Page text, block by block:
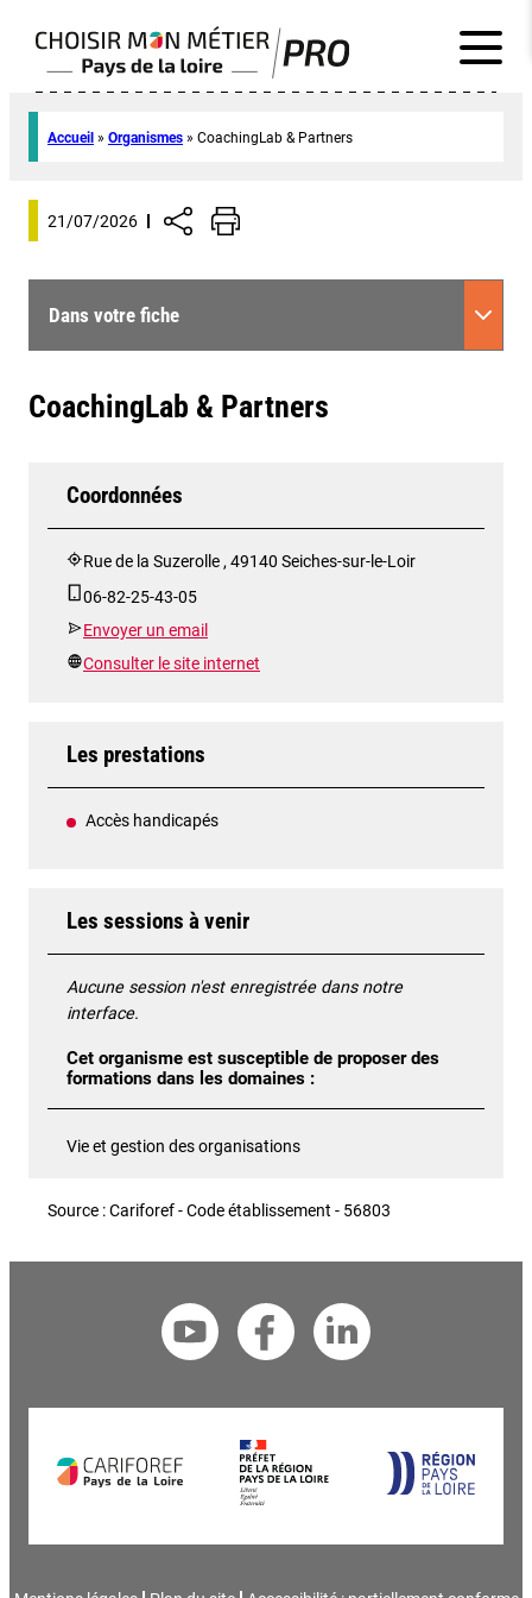
Accueil » Organismes » CoachingLab & Partners
21/07/2026
Dans votre fiche
CoachingLab & Partners
Coordonnées
Rue de la Suzerolle , 49140 Seiches-sur-le-Loir
06-82-25-43-05
Envoyer un email
Consulter le site internet
Les prestations
Accès handicapés
Les sessions à venir
Aucune session n'est enregistrée dans notre
interface.
Cet organisme est susceptible de proposer des
formations dans les domaines :
Vie et gestion des organisations
Source : Cariforef - Code établissement - 56803